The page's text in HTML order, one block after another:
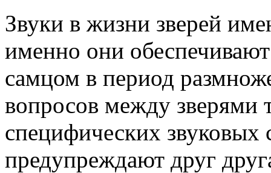
Звуки в жизни зверей
именно они
самцом в период
вопросов между зверями
специфических
предупреждают друг